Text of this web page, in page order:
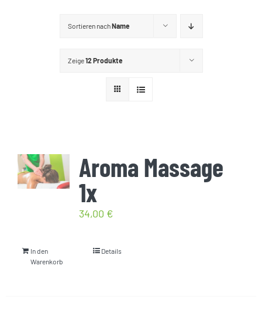
Vertrag widerrufen
Sortieren nachName
Zeige12 Produkte
Aroma Massage
1x
34,00 €
In den
Warenkorb
Details